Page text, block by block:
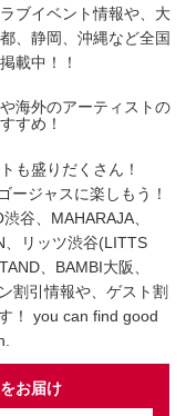
ブイベント情報や、大
、静岡、沖縄など全国
載中！！
海外のアーティストの
すめ！
も盛りだくさん！
ージャスに楽しもう！
谷、MAHARAJA、
、リッツ渋谷(LITTS
、BAMBI大阪、
割引情報や、ゲスト割
！ you can find good
お届け